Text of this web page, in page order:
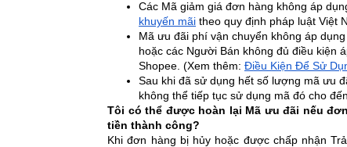
Các Mã giảm giá đơn hàng không áp
khuyến mãi theo quy định pháp luật Việt
Mã ưu đãi phí vận chuyển không áp
hoặc các Người Bán không đủ điều kiện
Shopee. (Xem thêm: Điều Kiện Để Sử
Sau khi đã sử dụng hết số lượng mã ưu
không thể tiếp tục sử dụng mã đó cho
Tôi có thể được hoàn lại Mã ưu đãi nếu
tiền thành công?
Khi đơn hàng bị hủy hoặc được chấp nhận